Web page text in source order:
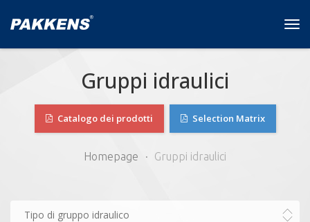
Gruppi idraulici
Catalogo dei prodotti Selection Matrix
Homepage Gruppi idraulici
Tipo di gruppo idraulico